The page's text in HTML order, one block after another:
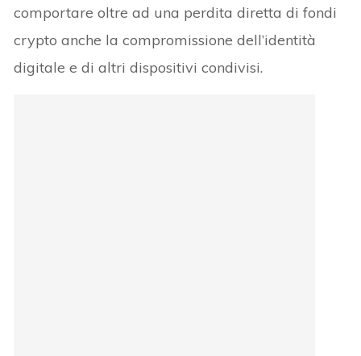
comportare oltre ad una perdita diretta di fondi
crypto anche la compromissione dell’identità
digitale e di altri dispositivi condivisi.